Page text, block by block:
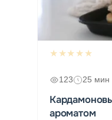
★★★★★
123 25 мин
ароматом